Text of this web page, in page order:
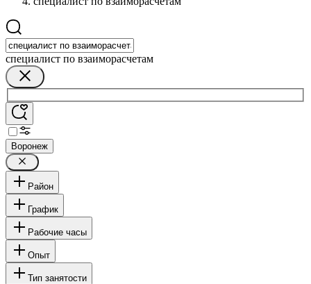
специалист по взаиморасчетам
Воронеж
Район
График
Рабочие часы
Опыт
Тип занятости